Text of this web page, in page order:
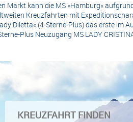
kann die MS »Hamburg«
Kreuzfahrten mit
Diletta« (4-Sterne-Plus) das erste
Plus Neuzugang MS LADY
KREUZFAHRT FINDEN